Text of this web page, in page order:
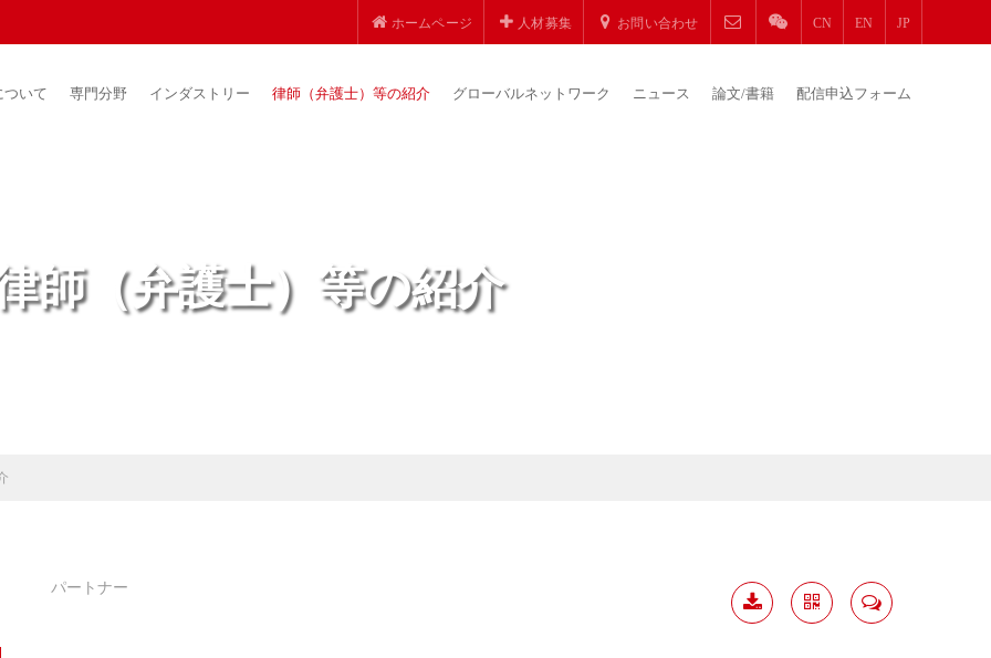
ホームページ 人材募集 お問い合わせ CN EN JP
ついて 専門分野 インダストリー 律師（弁護士）等の紹介 グローバルネットワーク ニュース 論文/書籍 配信申込フォーム
師（弁護士）等の紹介
パートナー